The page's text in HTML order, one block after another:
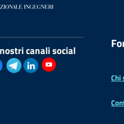
canali social
Chi